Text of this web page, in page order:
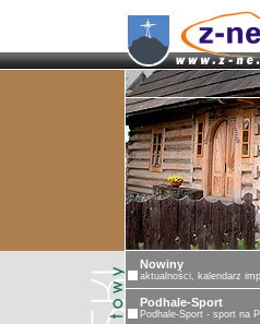
Nowiny
aktualności, kalendarz
Podhale-Sport
Podhale-Sport - sport na